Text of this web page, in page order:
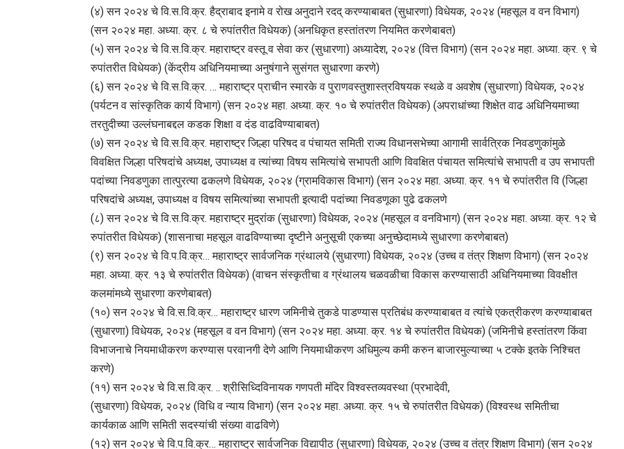
(४) सन २०२४ चे वि.स.वि.क्र. हैद्राबाद इनामे व रोख अनुदाने रदद् करण्याबाबत (सुधारणा) विधेयक, २०२४ (महसूल व वन विभाग)
(सन २०२४ महा. अध्या. क्र. ८ चे रुपांतरीत विधेयक) (अनधिकृत हस्तांतरण नियमित करणेबाबत)
(५) सन २०२४ चे वि.स.वि.क्र. महाराष्ट्र वस्तू व सेवा कर (सुधारणा) अध्यादेश, २०२४ (वित्त विभाग) (सन २०२४ महा. अध्या. क्र. ९ चे
रुपांतरीत विधेयक) (केंद्रीय अधिनियमाच्या अनुषंगाने सुसंगत सुधारणा करणे)
(६) सन २०२४ चे वि.स.वि.क्र. … महाराष्ट्र प्राचीन स्मारके व पुराणवस्तुशास्त्रविषयक स्थळे व अवशेष (सुधारणा) विधेयक, २०२४
(पर्यटन व सांस्कृतिक कार्य विभाग) (सन २०२४ महा. अध्या. क्र. १० चे रुपांतरीत विधेयक) (अपराधांच्या शिक्षेत वाढ अधिनियमाच्या
तरतुदीच्या उल्लंघनाबद्दल कडक शिक्षा व दंड वाढविण्याबाबत)
(७) सन २०२४ चे वि.स.वि.क्र. महाराष्ट्र जिल्हा परिषद व पंचायत समिती राज्य विधानसभेच्या आगामी सार्वत्रिक निवडणुकांमुळे
विवक्षित जिल्हा परिषदांचे अध्यक्ष, उपाध्यक्ष व त्यांच्या विषय समित्यांचे सभापती आणि विवक्षित पंचायत समित्यांचे सभापती व उप सभापती
पदांच्या निवडणुका तात्पुरत्या ढकलणे विधेयक, २०२४ (ग्रामविकास विभाग) (सन २०२४ महा. अध्या. क्र. ११ चे रुपांतरीत वि (जिल्हा
परिषदांचे अध्यक्ष, उपाध्यक्ष व विषय समित्यांच्या सभापती इत्यादी पदांच्या निवडणूका पुढे ढकलणे
(८) सन २०२४ चे वि.स.वि.क्र. महाराष्ट्र मुद्रांक (सुधारणा) विधेयक, २०२४ (महसूल व वनविभाग) (सन २०२४ महा. अध्या. क्र. १२ चे
रुपांतरीत विधेयक) (शासनाचा महसूल वाढविण्याच्या दृष्टीने अनुसूची एकच्या अनुच्छेदामध्ये सुधारणा करणेबाबत)
(९) सन २०२४ चे वि.प.वि.क्र… महाराष्ट्र सार्वजनिक ग्रंथालये (सुधारणा) विधेयक, २०२४ (उच्च व तंत्र शिक्षण विभाग) (सन २०२४
महा. अध्या. क्र. १३ चे रुपांतरीत विधेयक) (वाचन संस्कृतीचा व ग्रंथालय चळवळीचा विकास करण्यासाठी अधिनियमाच्या विवक्षीत
कलमांमध्ये सुधारणा करणेबाबत)
(१०) सन २०२४ चे वि.स.वि.क्र… महाराष्ट्र धारण जमिनीचे तुकडे पाडण्यास प्रतिबंध करण्याबाबत व त्यांचे एकत्रीकरण करण्याबाबत
(सुधारणा) विधेयक, २०२४ (महसूल व वन विभाग) (सन २०२४ महा. अध्या. क्र. १४ चे रुपांतरीत विधेयक) (जमिनीचे हस्तांतरण किंवा
विभाजनाचे नियमाधीकरण करण्यास परवानगी देणे आणि नियमाधीकरण अधिमुल्य कमी करुन बाजारमुल्याच्या ५ टक्के इतके निश्चित
करणे)
(११) सन २०२४ चे वि.स.वि.क्र. .. श्रीसिध्दिविनायक गणपती मंदिर विश्वस्तव्यवस्था (प्रभादेवी,
(सुधारणा) विधेयक, २०२४ (विधि व न्याय विभाग) (सन २०२४ महा. अध्या. क्र. १५ चे रुपांतरीत विधेयक) (विश्वस्थ समितीचा
कार्यकाळ आणि समिती सदस्यांची संख्या वाढविणे)
(१२) सन २०२४ चे वि.प.वि.क्र… महाराष्ट्र सार्वजनिक विद्यापीठ (सुधारणा) विधेयक, २०२४ (उच्च व तंत्र शिक्षण विभाग) (सन २०२४